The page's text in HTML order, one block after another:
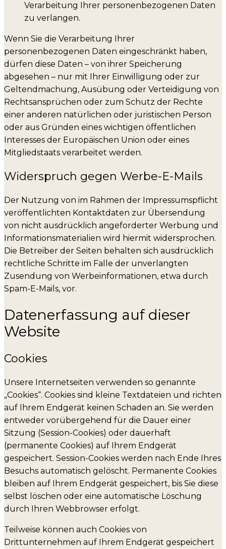
Verarbeitung Ihrer personenbezogenen Daten
zu verlangen.
Wenn Sie die Verarbeitung Ihrer
personenbezogenen Daten eingeschränkt haben,
dürfen diese Daten – von ihrer Speicherung
abgesehen – nur mit Ihrer Einwilligung oder zur
Geltendmachung, Ausübung oder Verteidigung von
Rechtsansprüchen oder zum Schutz der Rechte
einer anderen natürlichen oder juristischen Person
oder aus Gründen eines wichtigen öffentlichen
Interesses der Europäischen Union oder eines
Mitgliedstaats verarbeitet werden.
Widerspruch gegen Werbe-E-Mails
Der Nutzung von im Rahmen der Impressumspflicht
veröffentlichten Kontaktdaten zur Übersendung
von nicht ausdrücklich angeforderter Werbung und
Informationsmaterialien wird hiermit widersprochen.
Die Betreiber der Seiten behalten sich ausdrücklich
rechtliche Schritte im Falle der unverlangten
Zusendung von Werbeinformationen, etwa durch
Spam-E-Mails, vor.
Datenerfassung auf dieser
Website
Cookies
Unsere Internetseiten verwenden so genannte
„Cookies“. Cookies sind kleine Textdateien und richten
auf Ihrem Endgerät keinen Schaden an. Sie werden
entweder vorübergehend für die Dauer einer
Sitzung (Session-Cookies) oder dauerhaft
(permanente Cookies) auf Ihrem Endgerät
gespeichert. Session-Cookies werden nach Ende Ihres
Besuchs automatisch gelöscht. Permanente Cookies
bleiben auf Ihrem Endgerät gespeichert, bis Sie diese
selbst löschen oder eine automatische Löschung
durch Ihren Webbrowser erfolgt.
Teilweise können auch Cookies von
Drittunternehmen auf Ihrem Endgerät gespeichert